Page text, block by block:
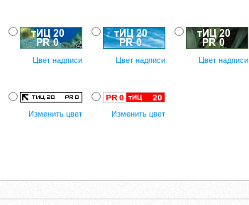
Цвет надписи Цвет надписи Цвет надписи
Изменить цвет Изменить цвет